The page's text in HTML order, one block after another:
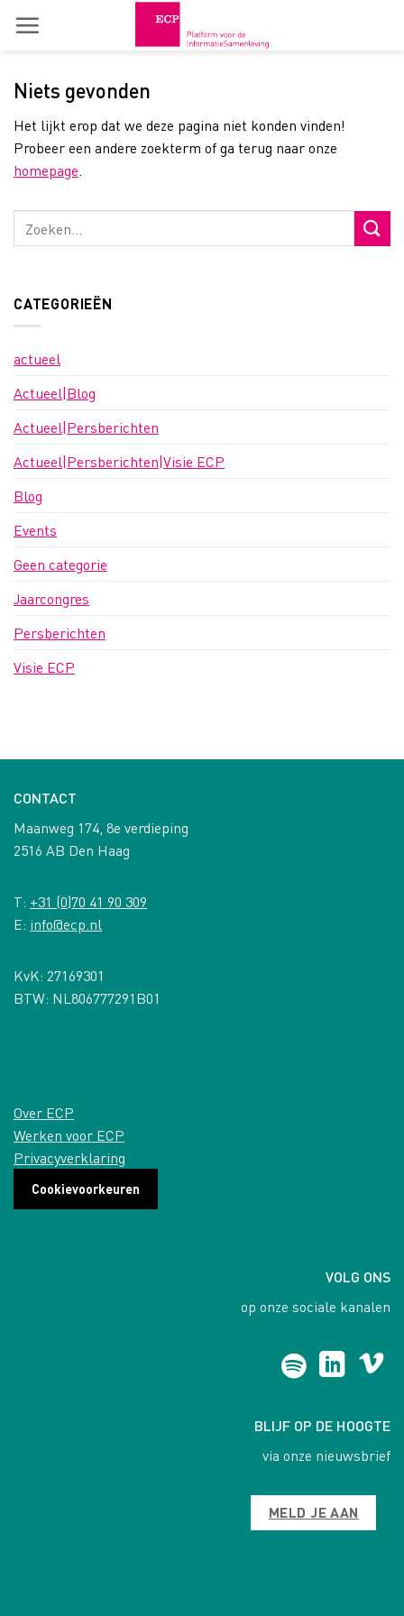
Niets gevonden
Het lijkt erop dat we deze pagina niet konden vinden!
Probeer een andere zoekterm of ga terug naar onze
homepage
CATEGORIEËN
actueel
Actueel|Blog
Actueel|Persberichten
Actueel|Persberichten|Visie ECP
Blog
Events
Geen categorie
Jaarcongres
Persberichten
Visie ECP
CONTACT
Maanweg 174, 8e verdieping
2516 AB Den Haag
T: +31 (0)70 41 90 309
E: info@ecp.nl
KvK: 27169301
BTW: NL806777291B01
Over ECP
Werken voor ECP
Privacyverklaring
Cookievoorkeuren
VOLG ONS
op onze sociale kanalen
BLIJF OP DE HOOGTE
via onze nieuwsbrief
MELD JE AAN